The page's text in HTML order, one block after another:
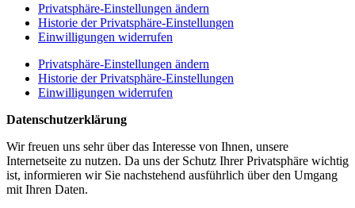
Privatsphäre-Einstellungen ändern
Historie der Privatsphäre-Einstellungen
Einwilligungen widerrufen
Privatsphäre-Einstellungen ändern
Historie der Privatsphäre-Einstellungen
Einwilligungen widerrufen
Datenschutzerklärung
Wir freuen uns sehr über das Interesse von Ihnen, unsere
Internetseite zu nutzen. Da uns der Schutz Ihrer Privatsphäre wichtig
ist, informieren wir Sie nachstehend ausführlich über den Umgang
mit Ihren Daten.